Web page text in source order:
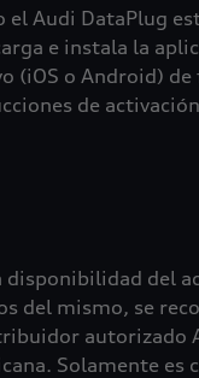
el Audi DataPlug
e instala la
(iOS o Android)
de activación
disponibilidad del
del mismo, se
autorizado
Solamente es